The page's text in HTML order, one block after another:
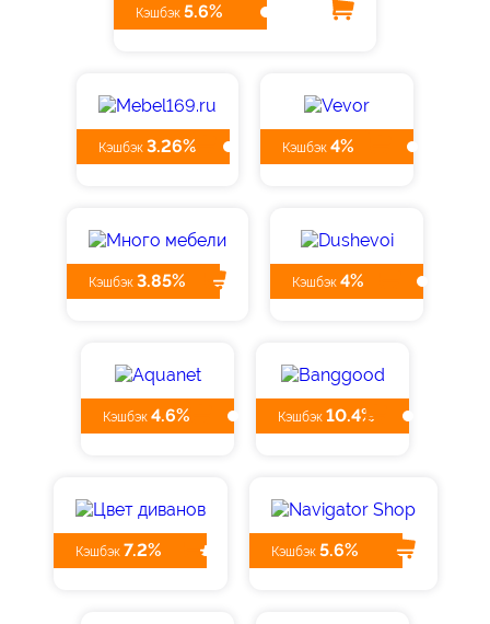
Кэшбэк 5.6%
Кэшбэк 3.26% Кэшбэк 4%
Кэшбэк 3.85% Кэшбэк 4%
Кэшбэк 4.6% Кэшбэк 10.4%
Кэшбэк 7.2% Кэшбэк 5.6%